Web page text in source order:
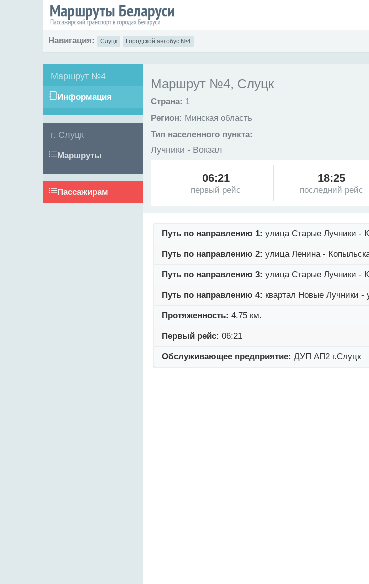
Навигация: Слуцк Городской автобус №4
Маршрут №4
Информация
г. Слуцк
Маршруты
Пассажирам
Маршрут №4, Слуцк
Страна: 1
Регион: Минская область
Тип населенного пункта:
Лучники - Вокзал
06:21
первый рейс
18:25
последний рейс
Путь по направлению 1: улица Старые Лучники -
Путь по направлению 2: улица Ленина -
Путь по направлению 3: улица Старые Лучники -
Путь по направлению 4: квартал Новые Лучники
Протяженность: 4.75 км.
Первый рейс: 06:21
Обслуживающее предприятие: ДУП АП2 г.Слуцк